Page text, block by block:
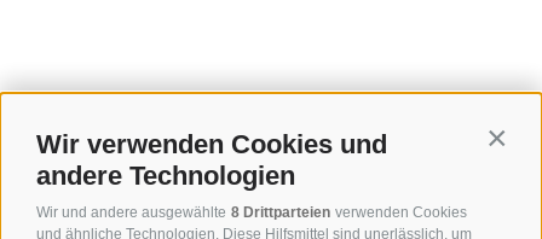
Wir verwenden Cookies und
andere Technologien
Wir und andere ausgewählte 8 Drittparteien verwenden Cookies
und ähnliche Technologien. Diese Hilfsmittel sind unerlässlich, um